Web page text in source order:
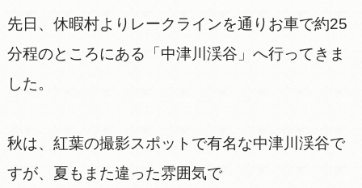
先日、休暇村よりレークラインを通りお車で約25
分程のところにある「中津川渓谷」へ行ってきま
した。
秋は、紅葉の撮影スポットで有名な中津川渓谷で
すが、夏もまた違った雰囲気で